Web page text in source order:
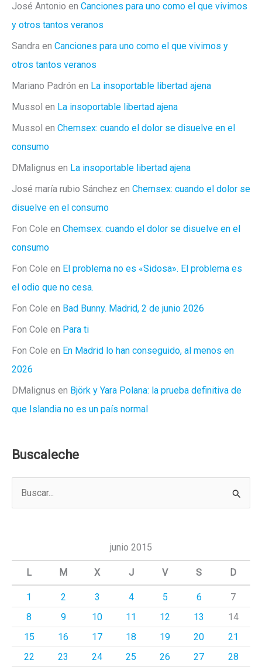
José Antonio en Canciones para uno como el que vivimos
y otros tantos veranos
Sandra en Canciones para uno como el que vivimos y
otros tantos veranos
Mariano Padrón en La insoportable libertad ajena
Mussol en La insoportable libertad ajena
Mussol en Chemsex: cuando el dolor se disuelve en el
consumo
DMalignus en La insoportable libertad ajena
José maría rubio Sánchez en Chemsex: cuando el dolor se
disuelve en el consumo
Fon Cole en Chemsex: cuando el dolor se disuelve en el
consumo
Fon Cole en El problema no es «Sidosa». El problema es
el odio que no cesa.
Fon Cole en Bad Bunny. Madrid, 2 de junio 2026
Fon Cole en Para ti
Fon Cole en En Madrid lo han conseguido, al menos en
2026
DMalignus en Björk y Yara Polana: la prueba definitiva de
que Islandia no es un país normal
Buscaleche
a
junio 2015
L M X J V S D
1 2 3 4 5 6
7
8
9 10 11 12 13
14
15
16 17 18 19 20
21
22
23 24 25 26 27 28